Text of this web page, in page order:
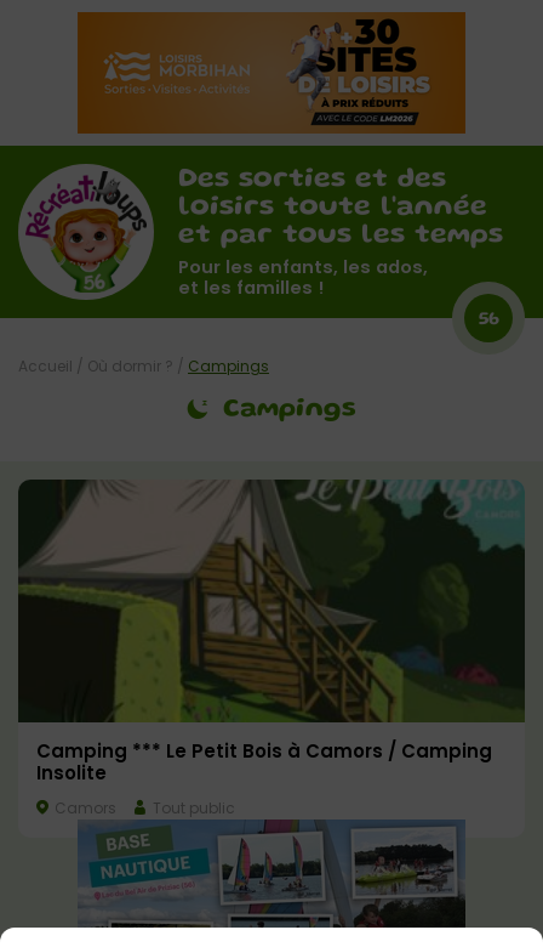
Des sorties et des
loisirs toute l'année
et par tous les temps
Pour les enfants, les ados,
et les familles !
56
Campings
Accueil / Où dormir ? / Campings
Camping *** Le Petit Bois à Camors / Camping
Insolite
Camors Tout public